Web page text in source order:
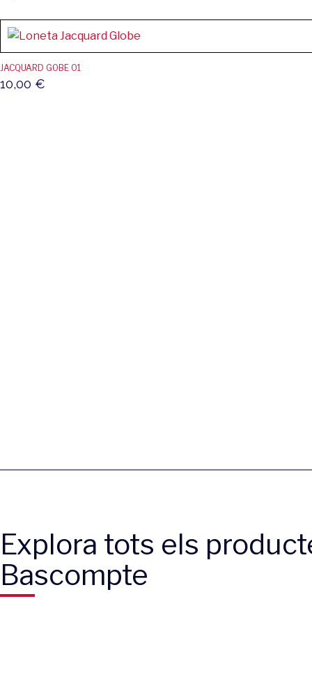
JACQUARD GOBE 01
10,00 €
Explora tots els
Bascompte